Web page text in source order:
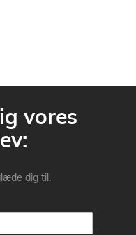
vores
dig til.